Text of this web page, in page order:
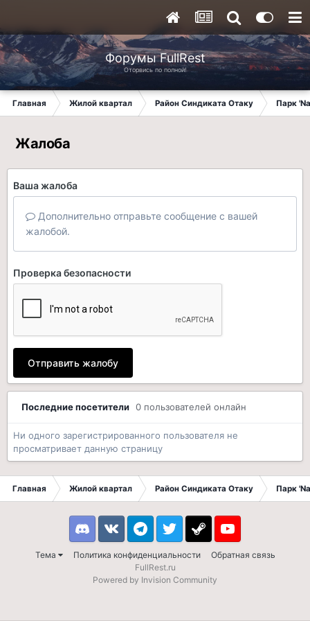
Форумы FullRest
Оторвись по полной!
Главная Жилой квартал Район Синдиката Отаку Парк
Жалоба
Ваша жалоба
Дополнительно отправьте сообщение с вашей
жалобой.
Проверка безопасности
Отправить жалобу
Последние посетители 0 пользователей онлайн
Ни одного зарегистрированного пользователя не
просматривает данную страницу
Главная Жилой квартал Район Синдиката Отаку Парк
Тема Политика конфиденциальности Обратная связь
DiscordVK TelegramTwitter Steam Youtube
FullRest.ru
Powered by Invision Community